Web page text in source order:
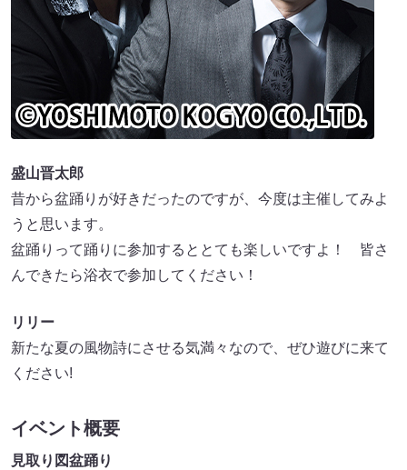
盛山晋太郎
昔から盆踊りが好きだったのですが、今度は主催してみよ
うと思います。
盆踊りって踊りに参加するととても楽しいですよ！ 皆さ
んできたら浴衣で参加してください！
リリー
新たな夏の風物詩にさせる気満々なので、ぜひ遊びに来て
ください!
イベント概要
見取り図盆踊り